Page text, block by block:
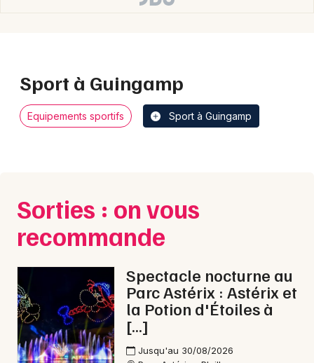
Sport à Guingamp
Equipements sportifs Sport à Guingamp
Sorties : on vous
recommande
Spectacle nocturne au
Parc Astérix : Astérix et
la Potion d'Étoiles à
[…]
Jusqu'au 30/08/2026